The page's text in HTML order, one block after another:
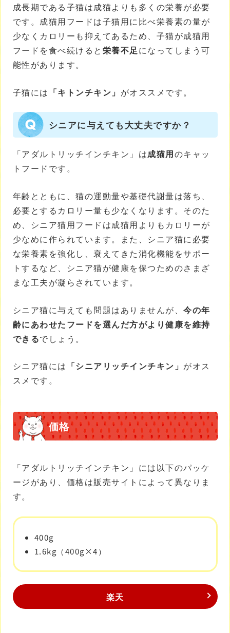
成長期である子猫は成猫よりも多くの栄養が必要
です。成猫用フードは子猫用に比べ栄養素の量が
少なくカロリーも抑えてあるため、子猫が成猫用
フードを食べ続けると 栄養不足になってしまう可
能性があります。
子猫には 「キトンチキン」 がオススメです。
シニアに与えても大丈夫ですか？
「アダルトリッチインチキン」は成猫用のキャッ
トフードです。
年齢とともに、猫の運動量や基礎代謝量は落ち、
必要とするカロリー量も少なくなります。そのた
め、シニア猫用フードは成猫用よりもカロリーが
少なめに作られています。また、シニア猫に必要
な栄養素を強化し、衰えてきた消化機能をサポー
トするなど、シニア猫が健康を保つためのさまざ
まな工夫が凝らされています。
シニア猫に与えても問題はありませんが、 今の年
齢にあわせたフードを選んだ方がより健康を維持
できるでしょう。
シニア猫には 「シニアリッチインチキン」 がオス
スメです。
価格
「アダルトリッチインチキン」には以下のパッケ
ージがあり、価格は販売サイトによって異なりま
す。
400g
1.6kg（400g×4）
楽天